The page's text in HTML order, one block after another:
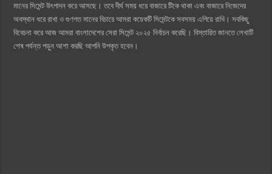
গ্রামে লাভজনক ব্যবসা ২০২৫ ও গ্রামের বাজারে ব্যবসার আইডিয়া
জেনে নিন, বর্তমানে মোবাইল ঘড়ি দাম কত ২০২৫
মানের সিমেন্ট উৎপাদন করে আসছে। তবে দীর্ঘ সময় ধরে বাজারে টিকে থাকা এবং বাজারে নিজেদের
অবস্থান ধরে রাখা ও গুণগত মানের বিচারে আমরা কয়েকটি সিমেন্টকে সবসময় এগিয়ে রাখি। সবকিছু
বিবেচনা করে আজ আমরা বাংলাদেশের সেরা সিমেন্ট ২০২৫ নির্বাচন করেছি। বিস্তারিত জানতে লেখাটি
শেষ পর্যন্ত পড়ুন আশা করছি আপনি উপকৃত হবেন।